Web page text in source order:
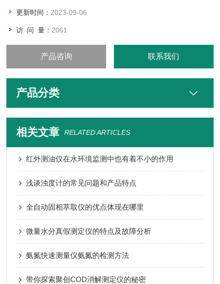
更新时间： 2023-09-06
访 问 量： 2061
产品咨询 联系我们
产品分类
相关文章 RELATED ARTICLES
红外测油仪在水环境监测中也有着不小的作用
浅谈浊度计的常见问题和产品特点
全自动固相萃取仪的优点体现在哪里
微量水分真假测定仪的特点及故障分析
氨氮快速测量仪氨氮的检测方法
带你探索聚创COD消解测定仪的秘密